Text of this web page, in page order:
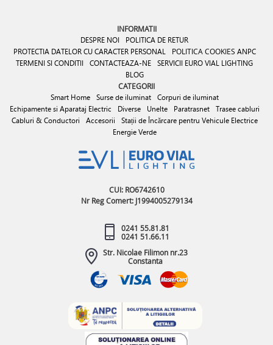
INFORMATII
DESPRE NOI
POLITICA DE RETUR
PROTECTIA DATELOR CU CARACTER PERSONAL
POLITICA COOKIES ANPC
TERMENI SI CONDITII
CONTACTEAZA-NE SERVICII EURO VIAL LIGHTING
BLOG
CATEGORII
Smart Home Surse de iluminat
Corpuri de iluminat
Echipamente si Aparataj Electric
Diverse Unelte Paratrasnet
Trasee cabluri
Cabluri & Conductori
Accesorii
Stații de Încărcare pentru Vehicule Electrice
Energie Verde
CUI: RO6742610
Nr Reg Comert: J1994005279134
0241 55.81.81
0241 51.66.11
Str. Nicolae Filimon nr.23
Constanta